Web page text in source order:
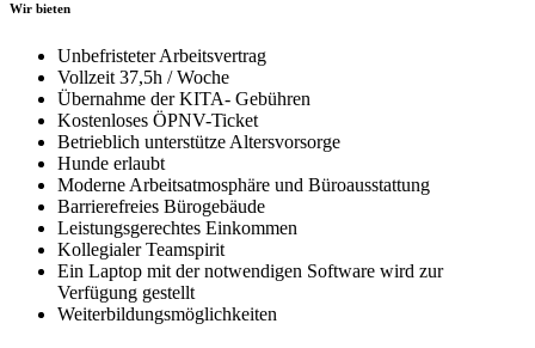
Wir bieten
Unbefristeter Arbeitsvertrag
Vollzeit 37,5h / Woche
Übernahme der KITA- Gebühren
Kostenloses ÖPNV-Ticket
Betrieblich unterstütze Altersvorsorge
Hunde erlaubt
Moderne Arbeitsatmosphäre und Büroausstattung
Barrierefreies Bürogebäude
Leistungsgerechtes Einkommen
Kollegialer Teamspirit
Ein Laptop mit der notwendigen Software wird zur
Verfügung gestellt
Weiterbildungsmöglichkeiten